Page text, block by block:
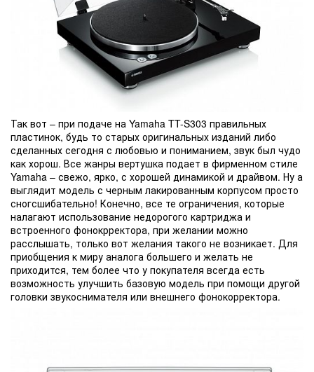
Так вот – при подаче на Yamaha TT-S303 правильных
пластинок, будь то старых оригинальных изданий либо
сделанных сегодня с любовью и пониманием, звук был чудо
как хорош. Все жанры вертушка подает в фирменном стиле
Yamaha – свежо, ярко, с хорошей динамикой и драйвом. Ну а
выглядит модель с черным лакированным корпусом просто
сногсшибательно! Конечно, все те ограничения, которые
налагают использование недорогого картриджа и
встроенного фонокрректора, при желании можно
расслышать, только вот желания такого не возникает. Для
приобщения к миру аналога большего и желать не
приходится, тем более что у покупателя всегда есть
возможность улучшить базовую модель при помощи другой
головки звукоснимателя или внешнего фонокорректора.